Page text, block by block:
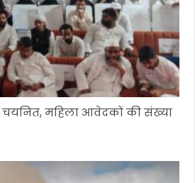
चयनित, महिला आवेदकों की संख्या